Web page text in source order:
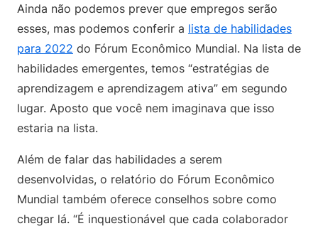
Ainda não podemos prever que empregos serão
esses, mas podemos conferir a lista de habilidades
para 2022 do Fórum Econômico Mundial. Na lista de
habilidades emergentes, temos “estratégias de
aprendizagem e aprendizagem ativa” em segundo
lugar. Aposto que você nem imaginava que isso
estaria na lista.
Além de falar das habilidades a serem
desenvolvidas, o relatório do Fórum Econômico
Mundial também oferece conselhos sobre como
chegar lá. “É inquestionável que cada colaborador